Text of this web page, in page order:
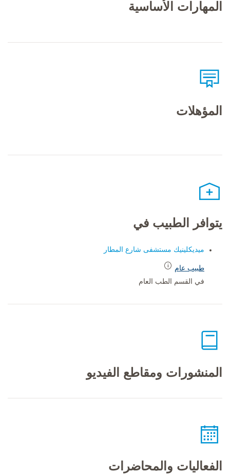
المهارات الأساسية
المؤهلات
يتوافر الطبيب في
ميديكلينيك مستشفى شارع المطار
طبيب عام
في القسم الطب العام
المنشورات ومقاطع الفيديو
الفعاليات والمحاضرات